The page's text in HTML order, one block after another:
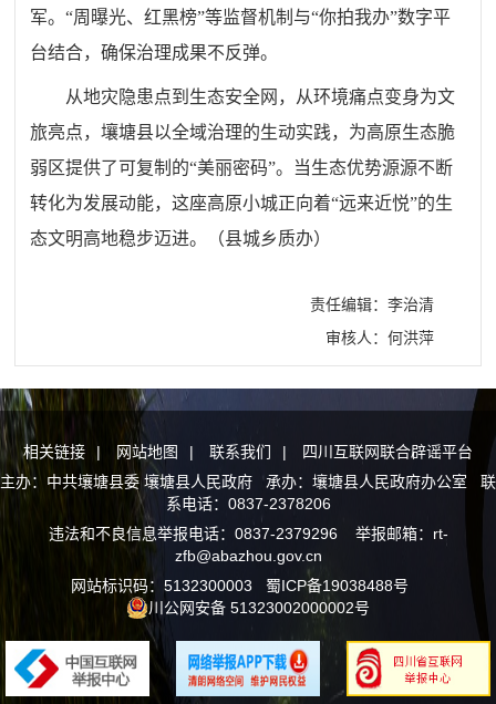
军。“周曝光、红黑榜”等监督机制与“你拍我办”数字平
台结合，确保治理成果不反弹。
从地灾隐患点到生态安全网，从环境痛点变身为文
旅亮点，壤塘县以全域治理的生动实践，为高原生态脆
弱区提供了可复制的“美丽密码”。当生态优势源源不断
转化为发展动能，这座高原小城正向着“远来近悦”的生
态文明高地稳步迈进。（县城乡质办）
责任编辑：李治清
审核人：何洪萍
相关链接 | 网站地图 | 联系我们 |
四川互联网联合辟谣平台
主办：中共壤塘县委 壤塘县人民政府 承办：壤塘县人民政府办公室 联
系电话：0837-2378206
违法和不良信息举报电话：0837-2379296 举报邮箱：rt-
zfb@abazhou.gov.cn
网站标识码：5132300003 蜀ICP备19038488号
川公网安备 51323002000002号